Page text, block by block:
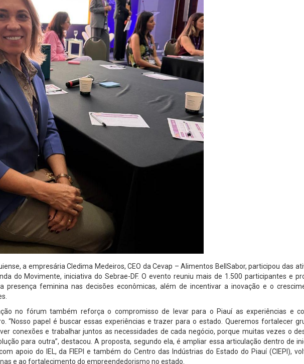
a empresária Cledima Medeiros, CEO da Cevap – Alimentos BellSabor, participou das
do Movimente, iniciativa do Sebrae-DF. O evento reuniu mais de 1.500 participantes e
presença feminina nas decisões econômicas, além de incentivar a inovação e o
no fórum também reforça o compromisso de levar para o Piauí as experiências e
“Nosso papel é buscar essas experiências e trazer para o estado. Queremos fortalecer
conexões e trabalhar juntos as necessidades de cada negócio, porque muitas vezes o
para outra”, destacou. A proposta, segundo ela, é ampliar essa articulação dentro de
apoio do IEL, da FIEPI e também do Centro das Indústrias do Estado do Piauí (CIEPI),
e ao fortalecimento do empreendedorismo no estado.